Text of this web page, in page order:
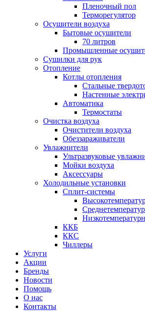
Пленочный пол
Терморегулятор
Осушители воздуха
Бытовые осушители
70 литров
Промышленные
Сушилки для рук
Отопление
Котлы отопления
Стальные
Настенные
Автоматика
Термостаты
Очистка воздуха
Очистители воздуха
Обеззараживатели
Увлажнители
Ультразвуковые
Мойки воздуха
Аксессуары
Холодильные установки
Сплит-системы
ККБ
ККС
Чиллеры
Услуги
Акции
Бренды
Новости
Помощь
О нас
Контакты